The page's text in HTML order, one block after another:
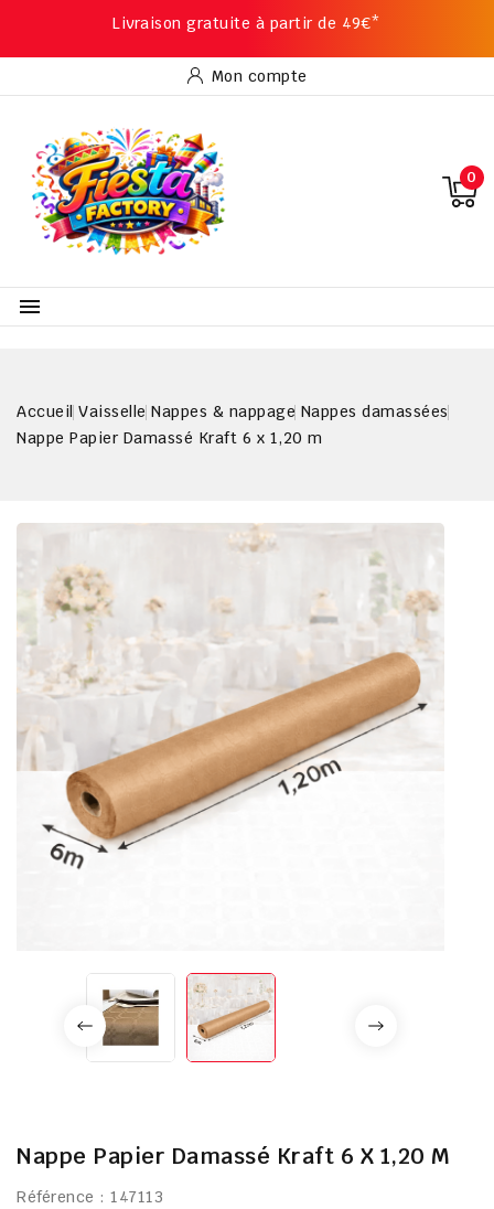
Livraison gratuite à partir de 49€*
Mon compte
0

Accueil Vaisselle Nappes & nappage Nappes damassées
Nappe Papier Damassé Kraft 6 x 1,20 m
Nappe Papier Damassé Kraft 6 X 1,20 M
Référence : 147113